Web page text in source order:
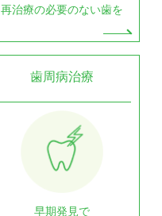
再治療の必要のない歯を
歯周病治療
早期発見で